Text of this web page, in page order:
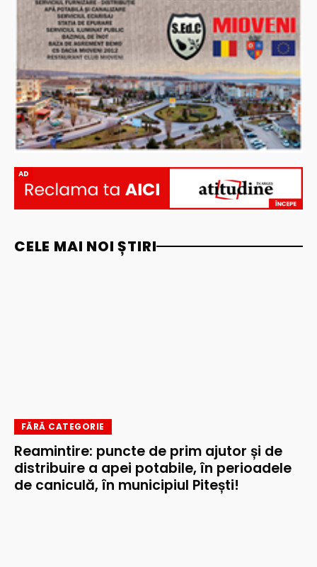
AD
CELE MAI NOI ȘTIRI
FĂRĂ CATEGORIE
Reamintire: puncte de prim ajutor și de
distribuire a apei potabile, în perioadele
de caniculă, în municipiul Pitești!